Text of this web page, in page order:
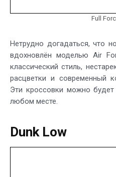
Full
Нетрудно догадаться, что
вдохновлён моделью Air
классический стиль,
расцветки и современный
Эти кроссовки можно
любом месте.
Dunk Low